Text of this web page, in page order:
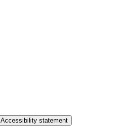
Accessibility statement